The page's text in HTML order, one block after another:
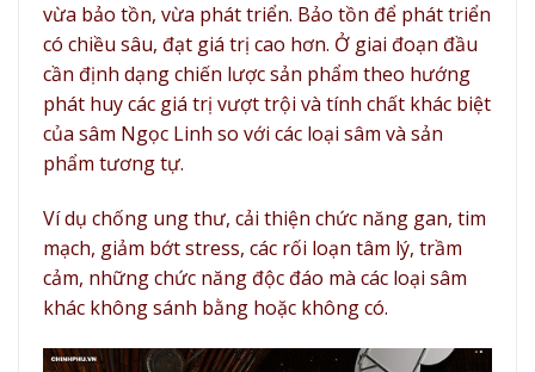
vừa bảo tồn, vừa phát triển. Bảo tồn để phát triển
có chiều sâu, đạt giá trị cao hơn. Ở giai đoạn đầu
cần định dạng chiến lược sản phẩm theo hướng
phát huy các giá trị vượt trội và tính chất khác biệt
của sâm Ngọc Linh so với các loại sâm và sản
phẩm tương tự.
Ví dụ chống ung thư, cải thiện chức năng gan, tim
mạch, giảm bớt stress, các rối loạn tâm lý, trầm
cảm, những chức năng độc đáo mà các loại sâm
khác không sánh bằng hoặc không có.